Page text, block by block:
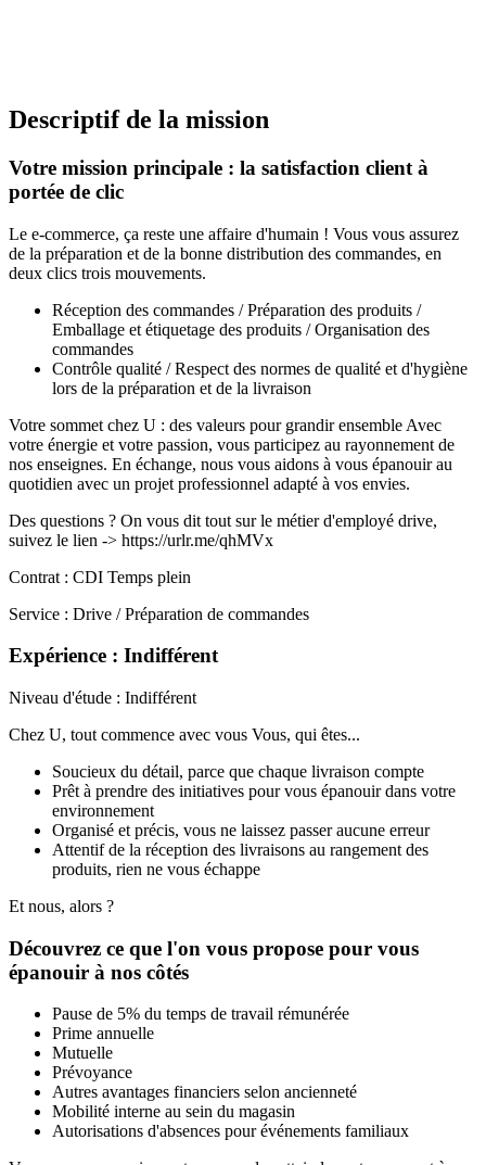
Descriptif de la mission
Votre mission principale : la satisfaction client à
portée de clic
Le e-commerce, ça reste une affaire d'humain ! Vous vous assurez
de la préparation et de la bonne distribution des commandes, en
deux clics trois mouvements.
Réception des commandes / Préparation des produits /
Emballage et étiquetage des produits / Organisation des
commandes
Contrôle qualité / Respect des normes de qualité et d'hygiène
lors de la préparation et de la livraison
Votre sommet chez U : des valeurs pour grandir ensemble Avec
votre énergie et votre passion, vous participez au rayonnement de
nos enseignes. En échange, nous vous aidons à vous épanouir au
quotidien avec un projet professionnel adapté à vos envies.
Des questions ? On vous dit tout sur le métier d'employé drive,
suivez le lien -> https://urlr.me/qhMVx
Contrat : CDI Temps plein
Service : Drive / Préparation de commandes
Expérience : Indifférent
Niveau d'étude : Indifférent
Chez U, tout commence avec vous Vous, qui êtes...
Soucieux du détail, parce que chaque livraison compte
Prêt à prendre des initiatives pour vous épanouir dans votre
environnement
Organisé et précis, vous ne laissez passer aucune erreur
Attentif de la réception des livraisons au rangement des
produits, rien ne vous échappe
Et nous, alors ?
Découvrez ce que l'on vous propose pour vous
épanouir à nos côtés
Pause de 5% du temps de travail rémunérée
Prime annuelle
Mutuelle
Prévoyance
Autres avantages financiers selon ancienneté
Mobilité interne au sein du magasin
Autorisations d'absences pour événements familiaux